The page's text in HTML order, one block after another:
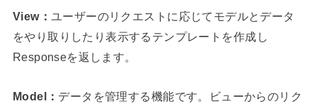
View： ユーザーのリクエストに応じてモデルとデータ
をやり取りしたり表示するテンプレートを作成し
Responseを返します。
Model： データを管理する機能です。ビューからのリク